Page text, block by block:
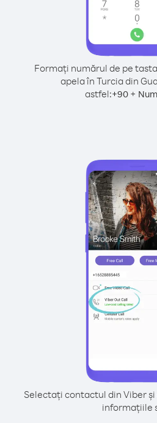
Formați numărul de pe
apela în Turcia din
astfel:+90+
Selectați contactul din Viber
informațiile